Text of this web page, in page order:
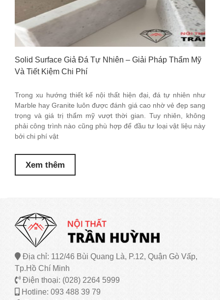
Solid Surface Giả Đá Tự Nhiên – Giải Pháp Thẩm Mỹ
Và Tiết Kiệm Chi Phí
Trong xu hướng thiết kế nội thất hiện đại, đá tự nhiên như
Marble hay Granite luôn được đánh giá cao nhờ vẻ đẹp sang
trọng và giá trị thẩm mỹ vượt thời gian. Tuy nhiên, không
phải công trình nào cũng phù hợp để đầu tư loại vật liệu này
bởi chi phí vật
Xem thêm
Địa chỉ: 112/46 Bùi Quang Là, P.12, Quận Gò Vấp,
Tp.Hồ Chí Minh
Điện thoại: (028) 2264 5999
Hotline: 093 488 39 79